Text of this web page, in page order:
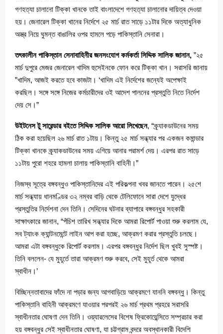
গণহত্যা চালানো টিক্কা খানকে তাই বাংলাদেশে গণহত্যা চালানোর দায়িত্ব দেওয়া
হয়। জেনারেল টিক্কা খানের নির্দেশে ২৫ মার্চ রাত সাড়ে ১১টার দিকে অত্যাধুনিক
অস্ত্র নিয়ে ঘুমন্ত বাঙালির ওপর হামলে পড়ে পাকিস্তানি সেনারা।
তৎকালীন পাকিস্তান সেনাবাহিনীর জনসংযোগ কর্মকর্তা সিদ্দিক সালিক জানান, ”২৫
মার্চ দুপুরে মেজর জেনারেল খাদিম হুসেইনকে ফোন করে টিক্কা খান। সরাসরি জানায়
”খাদিম, আজই করতে হবে কাজটা। ‘খাদিম এই নির্দেশের জন্যেই অপেক্ষাই
করছিল। সঙ্গে সঙ্গে নিজের কর্মচারীদের ওই আদেশ পালনের প্রস্তুতি নিতে নির্দেশ
দেয় সে।”
উইটনেস টু সারেন্ডার বইতে সিদ্দিক সালিক আরো লিখেছেন, “ক্র্যাকডাউনের সময়
ঠিক করা হয়েছিল ২৬ মার্চ রাত ১টায়। কিন্তু ২৫ মার্চ সন্ধ্যার পর একজন কমান্ডার
টিক্কা খানকে ক্র্যাকডাউনের সময় এগিয়ে আনার পরামর্শ দেয়। এরপর রাত সাড়ে
১১টায় পুরো শহরে হামলা চালায় পাকিস্তানি বাহিনী।”
নিজস্ব সূত্রে বঙ্গবন্ধুও পাকিস্তানিদের এই পরিকল্পনা খবর জানতে পারেন। ২৫শে
মার্চ সন্ধ্যায় ধানমণ্ডির ৩২ নম্বর বাড়ি থেকে টেলিফোনে সারা দেশে যুদ্ধের
প্রস্তুতির নির্দেশনা দেন তিনি। সেদিনের ঘটনার ব্যাপারে বঙ্গবন্ধুর সহকারী
সাক্ষাৎকারে জানান, “পঁচিশ তারিখ সন্ধ্যার দিকে আমরা রিপোর্ট পাওয়া শুরু করলাম যে,
সব ট্যাংক ক্যান্টনমেন্টে লাইন আপ করা হচ্ছে, আক্রমণ করার প্রস্তুতি চলছে।
আমরা এটা বঙ্গবন্ধুকে রিপোর্ট করলাম। এরপর বঙ্গবন্ধুর নির্দেশ ছিল খুবই সুস্পষ্ট।
তিনি বললেন- যে মুহূর্তে তারা আক্রমণ শুরু করবে, সেই মুহূর্ত থেকে আমরা
স্বাধীন।’
বিচ্ছিন্নতাবাদের ফাঁদে না পড়ার জন্য আগবাড়িয়ে আক্রমণে যাননি বঙ্গবন্ধু। কিন্তু
পাকিস্তানি বাহিনী আক্রমণে যাওয়ার পরপরই ২৬ মার্চ প্রথম প্রহরে সরাসরি
স্বাধীনতার ঘোষণা দেন তিনি। ওয়্যারলেসের বিশেষ ফ্রিকোয়েন্সিতে সম্প্রচার করা
হয় বঙ্গবন্ধুর সেই স্বাধীনতার ঘোষণা, যা চট্টগ্রাম বন্দরে অবস্থানকারী বিদেশি